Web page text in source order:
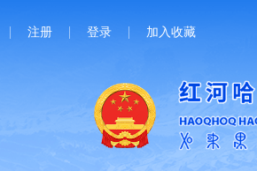
注册 登录 加入收藏